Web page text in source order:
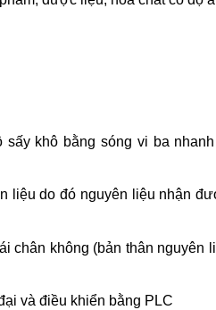
khô bằng sóng vi ba
liệu do đó nguyên liệu nhận
chân không (bản thân nguyên
và điều khiển bằng PLC